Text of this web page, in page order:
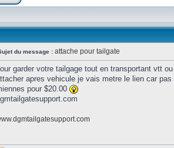
du message : attache pour tailgate
garder votre tailgage tout en transportant vtt
apres vehicule je vais metre le lien car
pour $20.00